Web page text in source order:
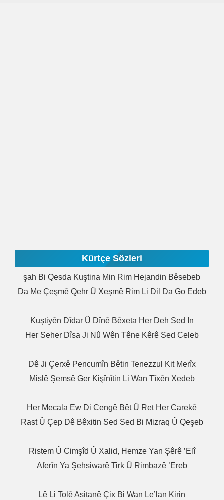
Kürtçe Sözleri
Şah Bi Qesda Kuştina Min Rim Hejandin Bêsebeb
Da Me Çeşmê Qehr Û Xeşmê Rim Li Dil Da Go Edeb
Kuştiyên Dîdar Û Dînê Bêxeta Her Deh Sed In
Her Seher Dîsa Ji Nû Wên Têne Kêrê Sed Celeb
Dê Ji Çerxê Pencumîn Bêtin Tenezzul Kit Merîx
Mislê Şemsê Ger Kişînîtin Li Wan Tîxên Xedeb
Her Mecala Ew Di Cengê Bêt Û Ret Her Carekê
Rast Û Çep Dê Bêxitin Sed Sed Bi Mizraq Û Qeşeb
Ristem Û Cimşîd Û Xalid, Hemze Yan Şêrê ’Elî
Aferîn Ya Şehsiwarê Tirk Û Rimbazê ’ereb
Lê Li Tolê Asitanê Çix Bi Wan Le’lan Kirin